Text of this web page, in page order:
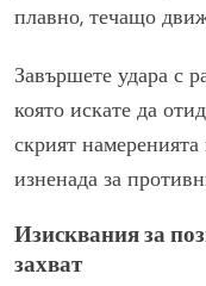
плавно, течащо
Завършете удара с
която искате да
скрият
изненада за
Изисквания за
захват